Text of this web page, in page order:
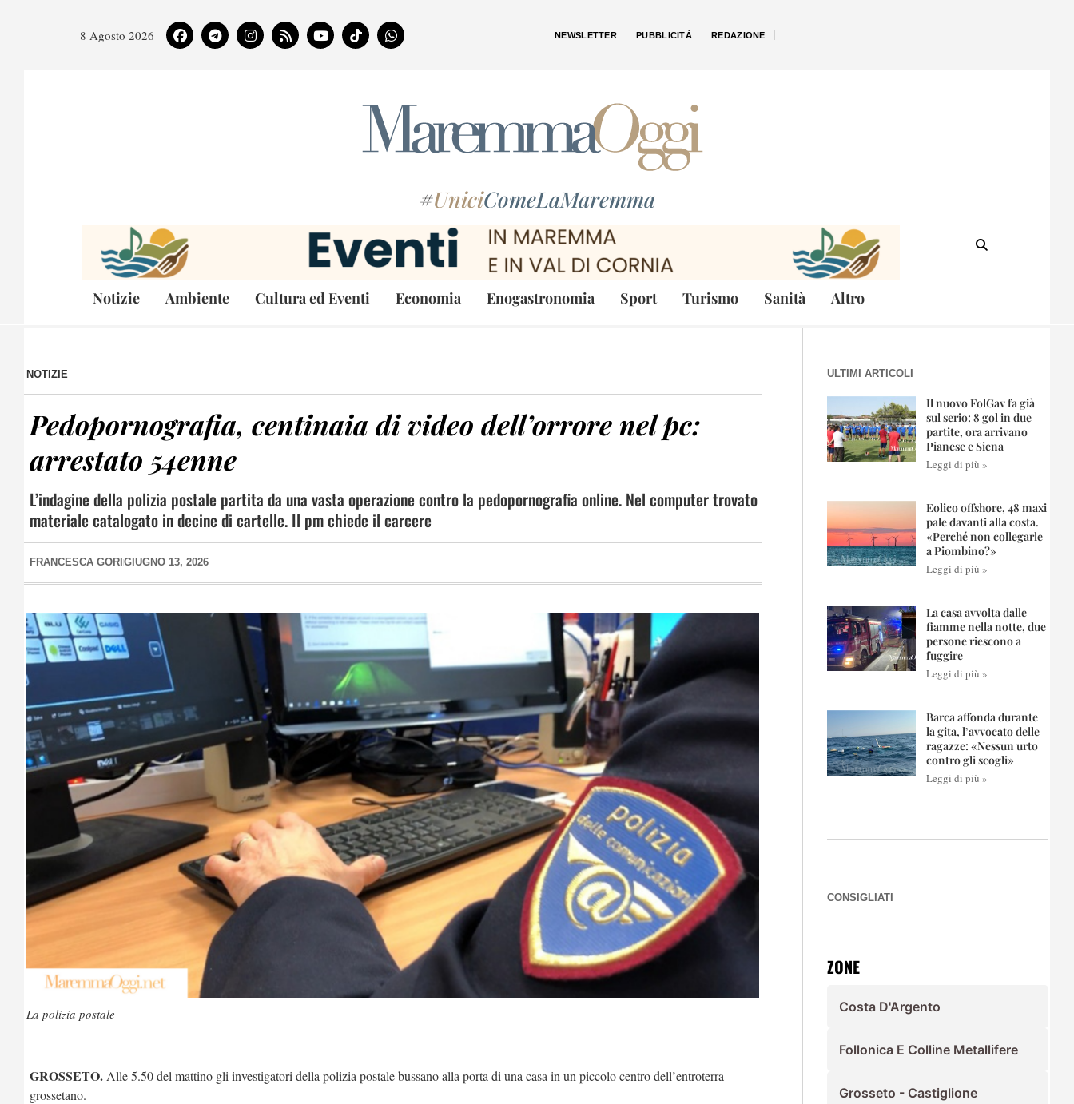
8 Agosto 2026 NEWSLETTER PUBBLICITÀ REDAZIONE
#UniciComeLaMaremma
Notizie Ambiente Cultura ed Eventi Economia Enogastronomia Sport Turismo Sanità Altro
NOTIZIE
Pedopornografia, centinaia di video dell’orrore nel pc:
arrestato 54enne
L’indagine della polizia postale partita da una vasta operazione contro la pedopornografia online. Nel computer trovato
materiale catalogato in decine di cartelle. Il pm chiede il carcere
FRANCESCA GORI GIUGNO 13, 2026
La polizia postale
GROSSETO. Alle 5.50 del mattino gli investigatori della polizia postale bussano alla porta di una casa in un piccolo centro dell’entroterra
grossetano.
ULTIMI ARTICOLI
Il nuovo FolGav fa già
sul serio: 8 gol in due
partite, ora arrivano
Pianese e Siena
Leggi di più »
Eolico offshore, 48 maxi
pale davanti alla costa.
«Perché non collegarle
a Piombino?»
Leggi di più »
La casa avvolta dalle
fiamme nella notte, due
persone riescono a
fuggire
Leggi di più »
Barca affonda durante
la gita, l’avvocato delle
ragazze: «Nessun urto
contro gli scogli»
Leggi di più »
CONSIGLIATI
ZONE
Costa D'Argento
Follonica E Colline Metallifere
Grosseto - Castiglione